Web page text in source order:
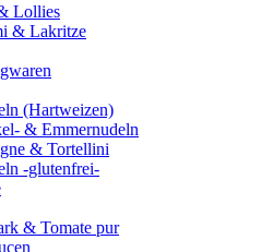
Lollies
& Lakritze
(Hartweizen)
& Emmernudeln
& Tortellini
-glutenfrei-
& Tomate pur